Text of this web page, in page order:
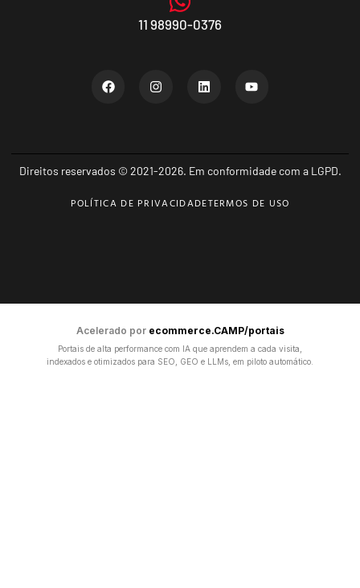
11 98990-0376
Direitos reservados © 2021-2026. Em conformidade com a LGPD.
POLÍTICA DE PRIVACIDADETERMOS DE USO
Acelerado por ecommerce.CAMP/portais
Portais de alta performance com IA que aprendem a cada visita,
indexados e otimizados para SEO, GEO e LLMs, em piloto automático.